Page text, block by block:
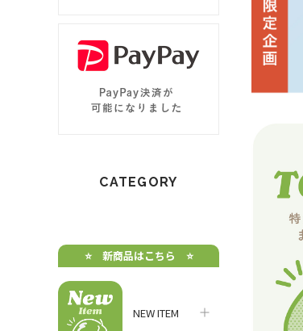
CATEGORY
⭐️ 新商品はこちら ⭐️
NEW ITEM